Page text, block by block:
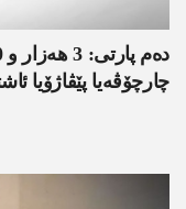
چارچۆڤەیا پێڤاژۆیا